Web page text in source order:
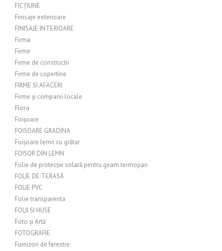
FICȚIUNE
Finisaje exterioare
FINISAJE INTERIOARE
Firma
Firme
Firme de constructii
Firme de copertine
FIRME SI AFACERI
Firme și companii locale
Flora
Foișoare
FOISOARE GRADINA
Foișoare lemn cu grătar
FOISOR DIN LEMN
Folie de protecție solară pentru geam termopan
FOLIE DE TERASĂ
FOLIE PVC
Folie transparenta
FOLII SI HUSE
Foto și Artă
FOTOGRAFIE
Furnizori de ferestre